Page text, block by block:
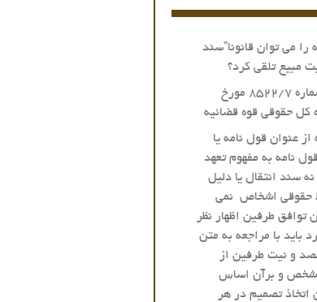
را می توان قانونا”سند
مبیع تلقی کرد؟
پاسخ: برابر نظریه شماره ۸۵۲۲/۷ مورخ
عنوان قول نامه یا
نامه به مفهوم تعهد
سند انتقال یا دلیل
حقوقی اشخاص نمی
توافق طرفین اظهار نظر
باید با مراجعه به متن
و نیت طرفین از
و برآن اساس
اتخاذ تصمیم در هر